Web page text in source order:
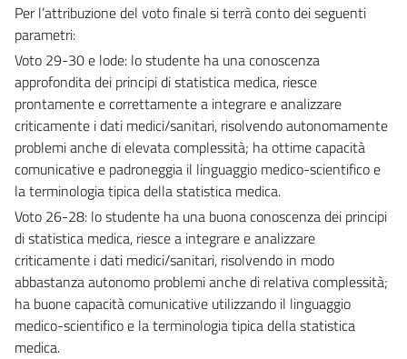
Per l’attribuzione del voto finale si terrà conto dei seguenti
parametri:
Voto 29-30 e lode: lo studente ha una conoscenza
approfondita dei principi di statistica medica, riesce
prontamente e correttamente a integrare e analizzare
criticamente i dati medici/sanitari, risolvendo autonomamente
problemi anche di elevata complessità; ha ottime capacità
comunicative e padroneggia il linguaggio medico-scientifico e
la terminologia tipica della statistica medica.
Voto 26-28: lo studente ha una buona conoscenza dei principi
distatistica medica, riesce a integrare e analizzare
criticamente i dati medici/sanitari, risolvendo in modo
abbastanza autonomo problemi anche di relativa complessità;
ha buone capacità comunicative utilizzando il linguaggio
medico-scientifico e la terminologia tipica della statistica
medica.